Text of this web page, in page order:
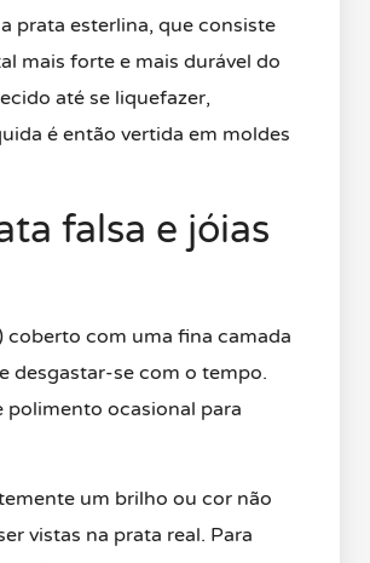
prata esterlina, que consiste
mais forte e mais durável do
até se liquefazer,
é então vertida em moldes
falsa e jóias
coberto com uma fina camada
desgastar-se com o tempo.
polimento ocasional para
um brilho ou cor não
vistas na prata real. Para